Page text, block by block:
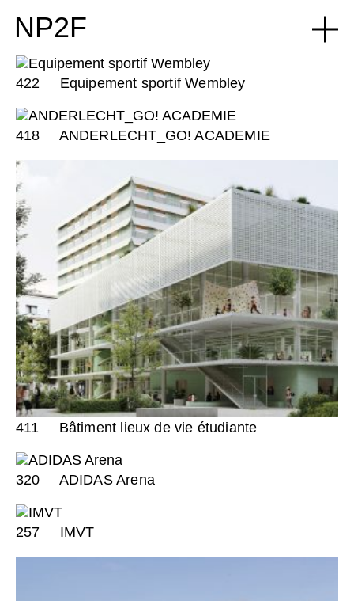
NP2F
422 Equipement sportif Wembley
418 ANDERLECHT_GO! ACADEMIE
411 Bâtiment lieux de vie étudiante
320 ADIDAS Arena
257 IMVT